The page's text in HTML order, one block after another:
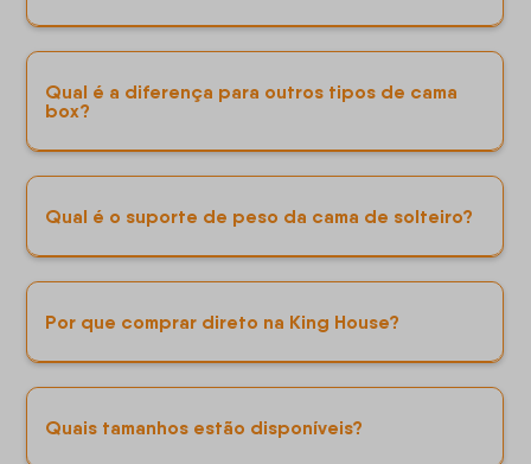
Qual é a diferença para outros tipos de cama
box?
Qual é o suporte de peso da cama de solteiro?
Por que comprar direto na King House?
Quais tamanhos estão disponíveis?